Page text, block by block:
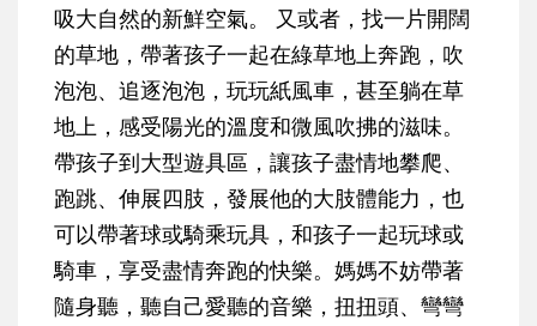
吸大自然的新鮮空氣。 又或者，找一片開闊
的草地，帶著孩子一起在綠草地上奔跑，吹
泡泡、追逐泡泡，玩玩紙風車，甚至躺在草
地上，感受陽光的溫度和微風吹拂的滋味。
帶孩子到大型遊具區，讓孩子盡情地攀爬、
跑跳、伸展四肢，發展他的大肢體能力，也
可以帶著球或騎乘玩具，和孩子一起玩球或
騎車，享受盡情奔跑的快樂。媽媽不妨帶著
隨身聽，聽自己愛聽的音樂，扭扭頭、彎彎